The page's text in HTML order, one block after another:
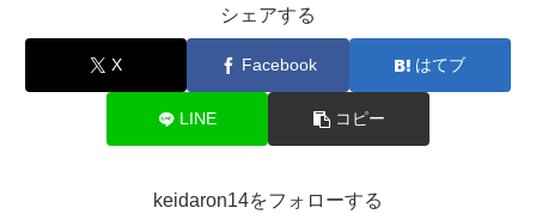
シェアする
X Facebook はてブ
LINE コピー
keidaron14をフォローする